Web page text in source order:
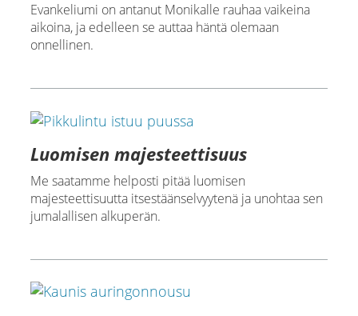
Evankeliumi on antanut Monikalle rauhaa vaikeina
aikoina, ja edelleen se auttaa häntä olemaan
onnellinen.
Luomisen majesteettisuus
Me saatamme helposti pitää luomisen
majesteettisuutta itsestäänselvyytenä ja unohtaa sen
jumalallisen alkuperän.